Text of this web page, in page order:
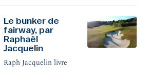
Le bunker de
fairway, par
Raphaël
Jacquelin
Raph Jacquelin livre